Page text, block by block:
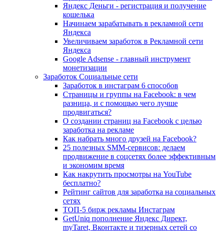
Яндекс Деньги - регистрация и получение
кошелька
Начинаем зарабатывать в рекламной сети
Яндекса
Увеличиваем заработок в Рекламной сети
Яндекса
Google Adsense - главный инструмент
монетизации
Заработок Социальные сети
Заработок в инстаграм 6 способов
Страницы и группы на Facebook: в чем
разница, и с помощью чего лучше
продвигаться?
О создании страниц на Facebook с целью
заработка на рекламе
Как набрать много друзей на Facebook?
25 полезных SMM-сервисов: делаем
продвижение в соцсетях более эффективным
и экономим время
Как накрутить просмотры на YouTube
бесплатно?
Рейтинг сайтов для заработка на социальных
сетях
ТОП-5 бирж рекламы Инстаграм
GetUniq пополнение Яндекс Директ,
myTaret, Вконтакте и тизерных сетей со